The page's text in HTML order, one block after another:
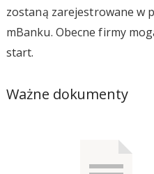
zostaną zarejestrowane w
mBanku. Obecne firmy
start.
Ważne dokumenty